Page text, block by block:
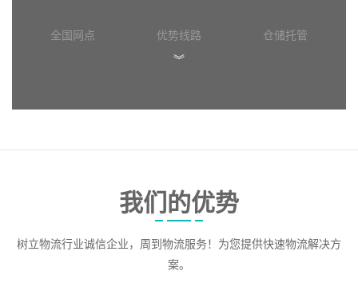
全国网点 优势线路
仓储托管
︾
我们的优势
树立物流行业诚信企业，周到物流服务！为您提供快速物流解决方
案。